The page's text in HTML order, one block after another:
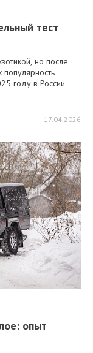
тест
но после
году в России
17.04.2026
опыт